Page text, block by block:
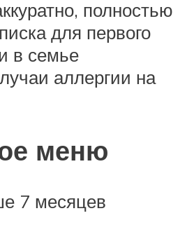
полностью
для первого
в семье
аллергии на
меню
7 месяцев